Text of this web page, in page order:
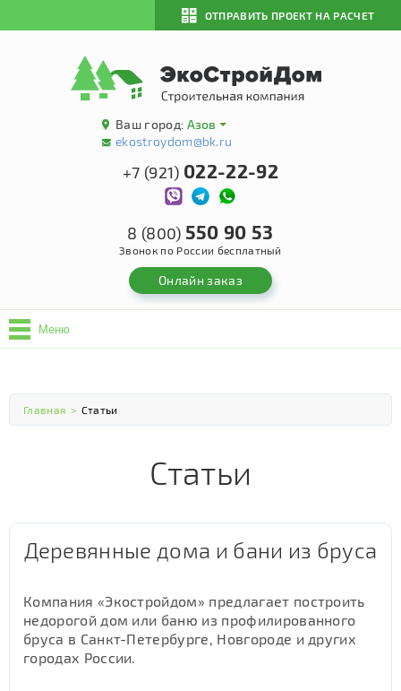
ОТПРАВИТЬ ПРОЕКТ НА РАСЧЕТ
Ваш город: Азов
ekostroydom@bk.ru
+7 (921) 022-22-92
8 (800) 550 90 53
Звонок по России бесплатный
Онлайн заказ
Меню
Главная > Статьи
Статьи
Деревянные дома и бани из бруса
Компания «Экостройдом» предлагает построить
недорогой дом или баню из профилированного
бруса в Санкт-Петербурге, Новгороде и других
городах России.